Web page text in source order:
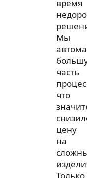
время
Мы
часть
что
цену
на